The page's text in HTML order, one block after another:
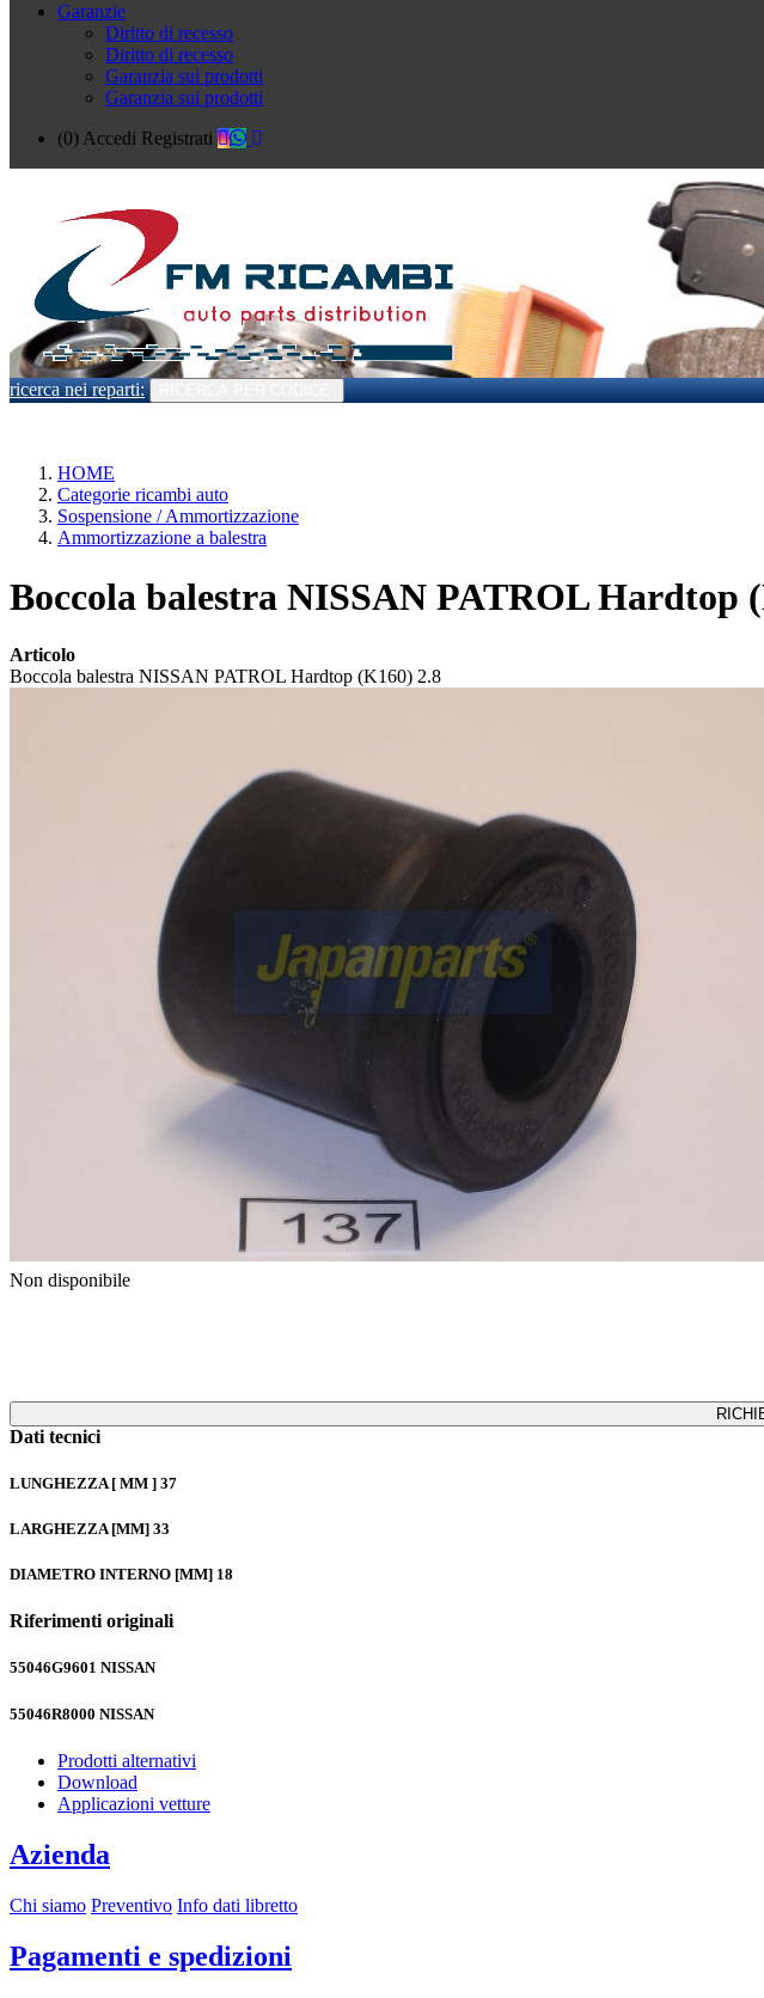
Garanzie
Diritto di recesso
Diritto di recesso
Garanzia sui prodotti
Garanzia sui prodotti
(0) Accedi Registrati
ricerca nei reparti:
HOME
Categorie ricambi auto
Sospensione / Ammortizzazione
Ammortizzazione a balestra
Boccola balestra NISSAN PATROL Hardtop
Articolo
Boccola balestra NISSAN PATROL Hardtop (K160) 2.8
Previous
Next
Non disponibile
Dati tecnici
LUNGHEZZA [ MM ] 37
LARGHEZZA [MM] 33
DIAMETRO INTERNO [MM] 18
Riferimenti originali
55046G9601 NISSAN
55046R8000 NISSAN
Prodotti alternativi
Download
Applicazioni vetture
Azienda
Chi siamo Preventivo Info dati libretto
Pagamenti e spedizioni